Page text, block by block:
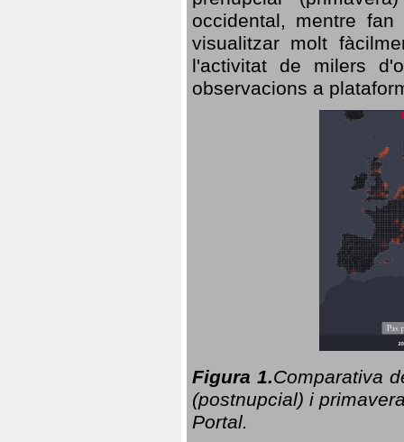
occidental, mentre
visualitzar molt
l'activitat de milers
observacions a
Figura 1.Comparativa
(postnupcial) i
Portal.